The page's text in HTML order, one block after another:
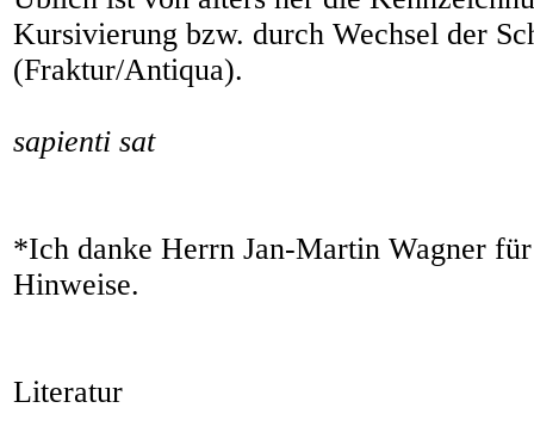
Kursivierung bzw. durch Wechsel der
(Fraktur/Antiqua).
sapienti sat
*Ich danke Herrn Jan-Martin Wagner
Hinweise.
Literatur